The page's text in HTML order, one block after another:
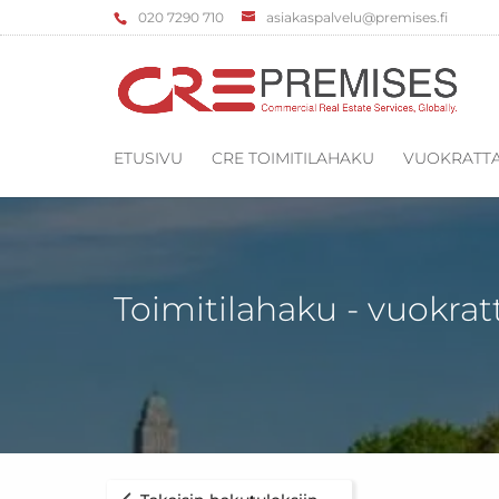
‌020 7290 710 asiakaspalvelu@premises.fi
ETUSIVU CRE TOIMITILAHAKU
Toimitilahaku -